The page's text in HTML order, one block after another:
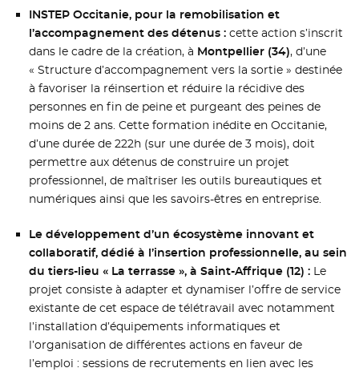
INSTEP Occitanie, pour la remobilisation et
l’accompagnement des détenus :cette action s’inscrit
dans le cadre de la création, à Montpellier (34), d’une
« Structure d’accompagnement vers la sortie » destinée
à favoriser la réinsertion et réduire la récidive des
personnes en fin de peine et purgeant des peines de
moins de 2 ans. Cette formation inédite en Occitanie,
d’une durée de 222h (sur une durée de 3 mois), doit
permettre aux détenus de construire un projet
professionnel, de maîtriser les outils bureautiques et
numériques ainsi que les savoirs-êtres en entreprise.
Le développement d’un écosystème innovant et
collaboratif, dédié à l’insertion professionnelle, au sein
du tiers-lieu « La terrasse », à Saint-Affrique (12) :Le
projet consiste à adapter et dynamiser l’offre de service
existante de cet espace de télétravail avec notamment
l’installation d’équipements informatiques et
l’organisation de différentes actions en faveur de
l’emploi : sessions de recrutements en lien avec les